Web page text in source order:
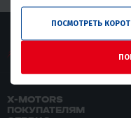
X-MOTORS
ПОКУПАТЕЛЯМ
ПОСМОТРЕТЬ